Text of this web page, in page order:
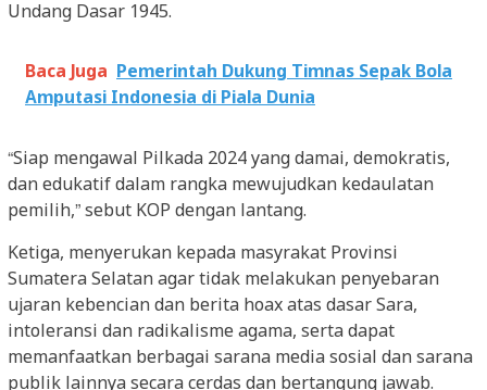
Undang Dasar 1945.
Baca Juga Pemerintah Dukung Timnas Sepak Bola
Amputasi Indonesia di Piala Dunia
“Siap mengawal Pilkada 2024 yang damai, demokratis,
dan edukatif dalam rangka mewujudkan kedaulatan
pemilih,” sebut KOP dengan lantang.
Ketiga, menyerukan kepada masyrakat Provinsi
Sumatera Selatan agar tidak melakukan penyebaran
ujaran kebencian dan berita hoax atas dasar Sara,
intoleransi dan radikalisme agama, serta dapat
memanfaatkan berbagai sarana media sosial dan sarana
publik lainnya secara cerdas dan bertangung jawab.